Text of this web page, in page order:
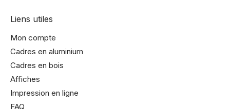
Liens utiles
Mon compte
Cadres en aluminium
Cadres en bois
Affiches
Impression en ligne
FAQ